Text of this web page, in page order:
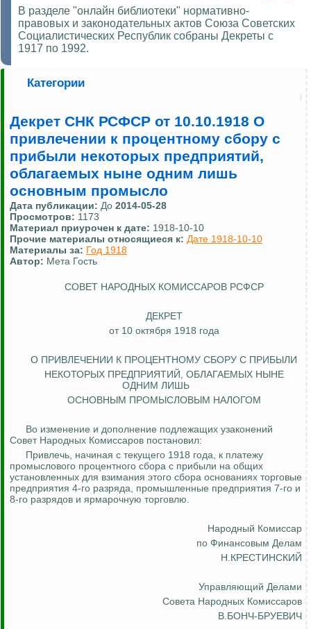
В разделе "онлайн библиотеки" нормативно-
правовых и законодательных актов Союза Советских
Социалистических Республик собраны Декреты с
1917 по 1992.
Категории
Декрет СНК РСФСР от 10.10.1918 О
привлечении к процентному сбору с
прибыли некоторых предприятий,
облагаемых ныне одним лишь
основным промысло
Дата публикации: До 2014-05-28
Просмотров: 1173
Материал приурочен к дате: 1918-10-10
Прочие материалы относящиеся к: Дате 1918-10-10
Материалы за: Год 1918
Автор: Мета Гость
СОВЕТ НАРОДНЫХ КОМИССАРОВ РСФСР
ДЕКРЕТ
от 10 октября 1918 года
О ПРИВЛЕЧЕНИИ К ПРОЦЕНТНОМУ СБОРУ С ПРИБЫЛИ
НЕКОТОРЫХ ПРЕДПРИЯТИЙ, ОБЛАГАЕМЫХ НЫНЕ
ОДНИМ ЛИШЬ
ОСНОВНЫМ ПРОМЫСЛОВЫМ НАЛОГОМ
Во изменение и дополнение подлежащих узаконений
Совет Народных Комиссаров постановил:
Привлечь, начиная с текущего 1918 года, к платежу
промыслового процентного сбора с прибыли на общих
установленных для взимания этого сбора основаниях торговые
предприятия 4-го разряда, промышленные предприятия 7-го и
8-го разрядов и ярмарочную торговлю.
Народный Комиссар
по Финансовым Делам
Н.КРЕСТИНСКИЙ
Управляющий Делами
Совета Народных Комиссаров
В.БОНЧ-БРУЕВИЧ